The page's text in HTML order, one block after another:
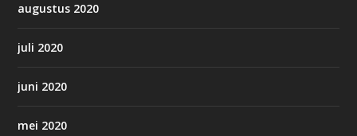
augustus 2020
juli 2020
juni 2020
mei 2020